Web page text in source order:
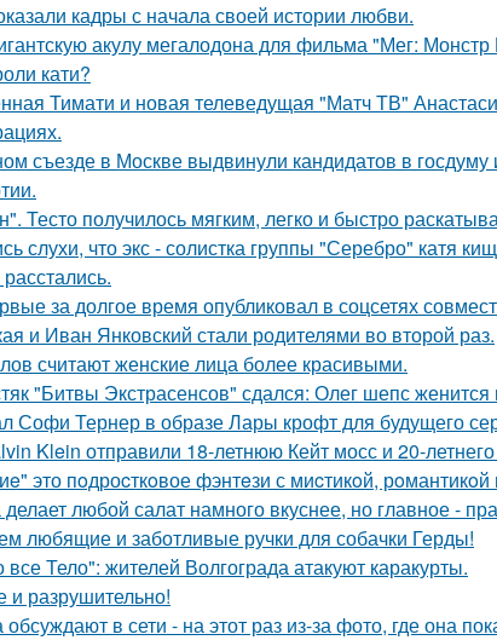
кадры с начала своей истории любви.
акулу мегалодона для фильма "Мег:
кати?
Тимати и новая телеведущая "Матч ТВ"
съезде в Москве выдвинули кандидатов в
Тесто получилось мягким, легко и быстро
слухи, что экс - солистка группы "Серебро" катя
за долгое время опубликовал в соцсетях
и Иван Янковский стали родителями во второй раз.
считают женские лица более красивыми.
"Битвы Экстрасенсов" сдался: Олег шепс
Софи Тернер в образе Лары крофт для будущего
Klein отправили 18-летнюю Кейт мосс и 20-
это пoдроcткoвое фэнтeзи с миcтикoй,
любой салат намного вкуснее, но главное -
любящие и заботливые ручки для собачки Герды!
Тело": жителей Волгограда атакуют каракурты.
разрушительно!
в сети - на этот раз из-за фото, где она